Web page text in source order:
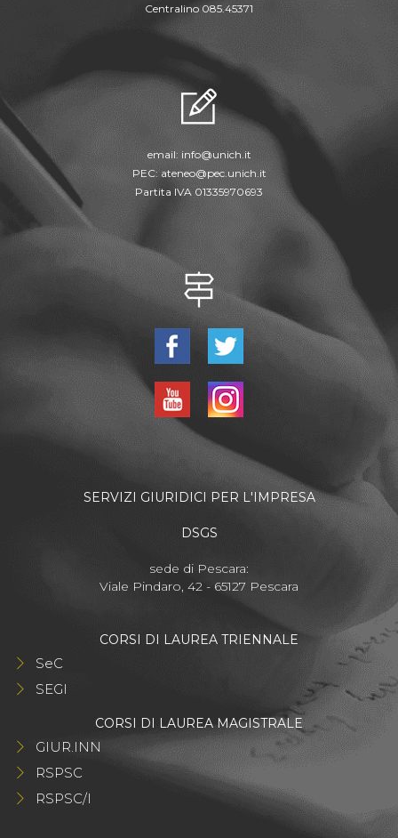
Centralino 085.45371
email: info@unich.it
PEC:ateneo@pec.unich.it
Partita IVA 01335970693
SERVIZI GIURIDICI PER L'IMPRESA
DSGS
sede di Pescara:
Viale Pindaro, 42 - 65127 Pescara
CORSI DI LAUREA TRIENNALE
SeC
SEGI
CORSI DI LAUREA MAGISTRALE
GIUR.INN
RSPSC
RSPSC/I